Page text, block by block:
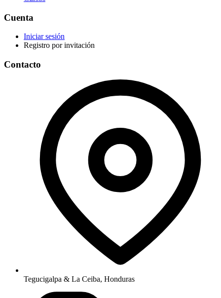
Cuenta
Iniciar sesión
Registro por invitación
Contacto
Tegucigalpa & La Ceiba, Honduras